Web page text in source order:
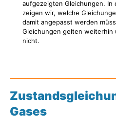
aufgezeigten Gleichungen. In
zeigen wir, welche
damit angepasst werden
Gleichungen gelten weiterhin
nicht.
Gases